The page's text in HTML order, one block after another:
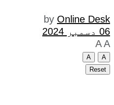
by Online Desk
06 دسمبر 2024
A A
A
A
Reset